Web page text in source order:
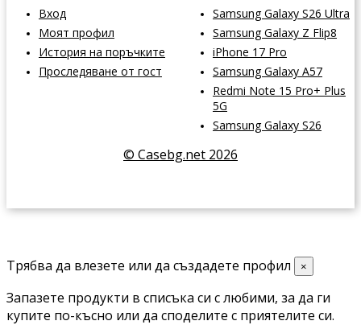
Вход
Моят профил
История на поръчките
Проследяване от гост
Samsung Galaxy S26 Ultra
Samsung Galaxy Z Flip8
iPhone 17 Pro
Samsung Galaxy A57
Redmi Note 15 Pro+ Plus
5G
Samsung Galaxy S26
© Casebg.net 2026
Трябва да влезете или да създадете профил ×
Запазете продукти в списъка си с любими, за да ги
купите по-късно или да споделите с приятелите си.